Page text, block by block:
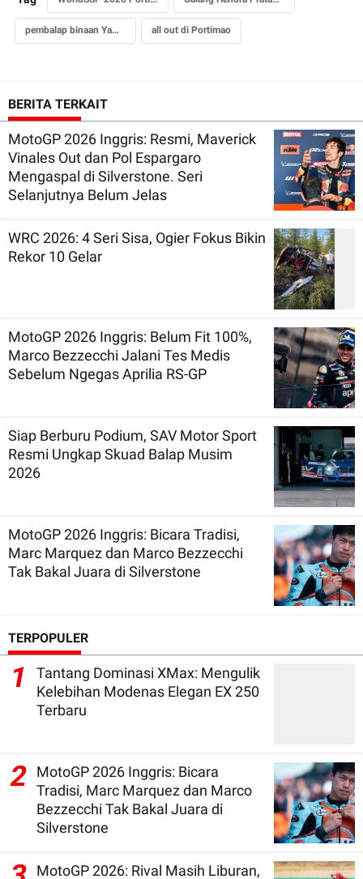
pembalap binaan Yamaha all out di Portimao
BERITA TERKAIT
MotoGP 2026 Inggris: Resmi, Maverick
Vinales Out dan Pol Espargaro
Mengaspal di Silverstone. Seri
Selanjutnya Belum Jelas
WRC 2026: 4 Seri Sisa, Ogier Fokus Bikin
Rekor 10 Gelar
MotoGP 2026 Inggris: Belum Fit 100%,
Marco Bezzecchi Jalani Tes Medis
Sebelum Ngegas Aprilia RS-GP
Siap Berburu Podium, SAV Motor Sport
Resmi Ungkap Skuad Balap Musim
2026
MotoGP 2026 Inggris: Bicara Tradisi,
Marc Marquez dan Marco Bezzecchi
Tak Bakal Juara di Silverstone
TERPOPULER
1
Tantang Dominasi XMax: Mengulik
Kelebihan Modenas Elegan EX 250
Terbaru
2
MotoGP 2026 Inggris: Bicara
Tradisi, Marc Marquez dan Marco
Bezzecchi Tak Bakal Juara di
Silverstone
MotoGP 2026: Rival Masih Liburan,